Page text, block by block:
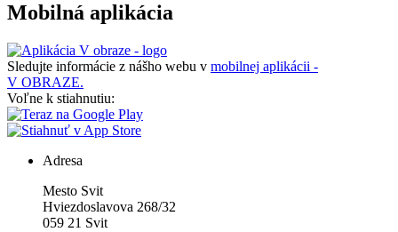
Mobilná aplikácia
Sledujte informácie z nášho webu v mobilnej aplikácii -
V OBRAZE.
Voľne k stiahnutiu:
Adresa
Mesto Svit
Hviezdoslavova 268/32
059 21 Svit